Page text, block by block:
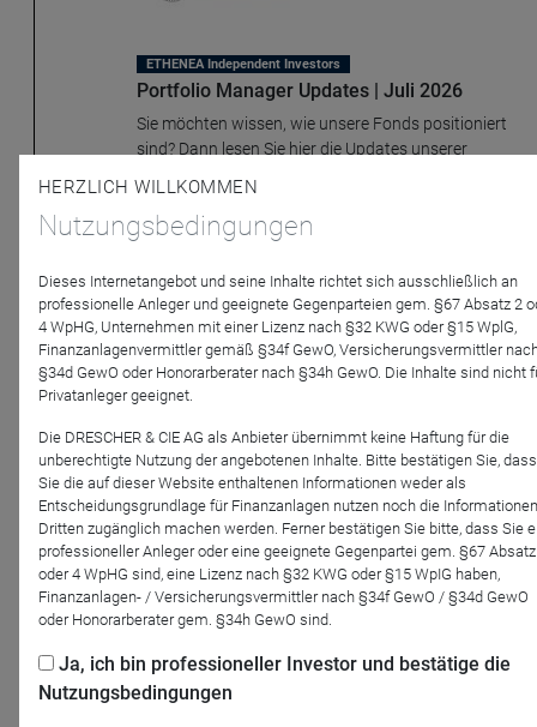
ETHENEA Independent Investors
Portfolio Manager Updates | Juli 2026
Sie möchten wissen, wie unsere Fonds positioniert
sind? Dann lesen Sie hier die Updates unserer
8.7.
ETHENEA Independent Investors
ETHENEA Monats-Update | Ist die KI-Rally
eine Blase?
Statt einfach zu behaupten, wir lebten in einer
Blase, schlagen wir ein Diagnoseinstrument vor:
beobachtbare Marker, die einen gesunden Ausbau
Mehr
12.6.
ETHENEA Independent Investors
HERZLICH WILLKOMMEN
Nutzungsbedingungen
Dieses Internetangebot und seine Inhalte richtet sich ausschließlich an
professionelle Anleger und geeignete Gegenparteien gem. §67 Absatz 2
4 WpHG, Unternehmen mit einer Lizenz nach §32 KWG oder §15 WplG,
Finanzanlagenvermittler gemäß §34f GewO, Versicherungsvermittler
§34d GewO oder Honorarberater nach §34h GewO. Die Inhalte sind nicht
Privatanleger geeignet.
Die DRESCHER & CIE AG als Anbieter übernimmt keine Haftung für die
unberechtigte Nutzung der angebotenen Inhalte. Bitte bestätigen Sie, dass
Sie die auf dieser Website enthaltenen Informationen weder als
Entscheidungsgrundlage für Finanzanlagen nutzen noch die Informationen
Dritten zugänglich machen werden. Ferner bestätigen Sie bitte, dass Sie
professioneller Anleger oder eine geeignete Gegenpartei gem. §67
oder 4 WpHG sind, eine Lizenz nach §32 KWG oder §15 WpIG haben,
Finanzanlagen- / Versicherungsvermittler nach §34f GewO / §34d GewO
oder Honorarberater gem. §34h GewO sind.
Ja, ich bin professioneller Investor und bestätige die
Nutzungsbedingungen